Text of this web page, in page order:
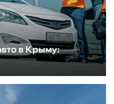
в Крыму: